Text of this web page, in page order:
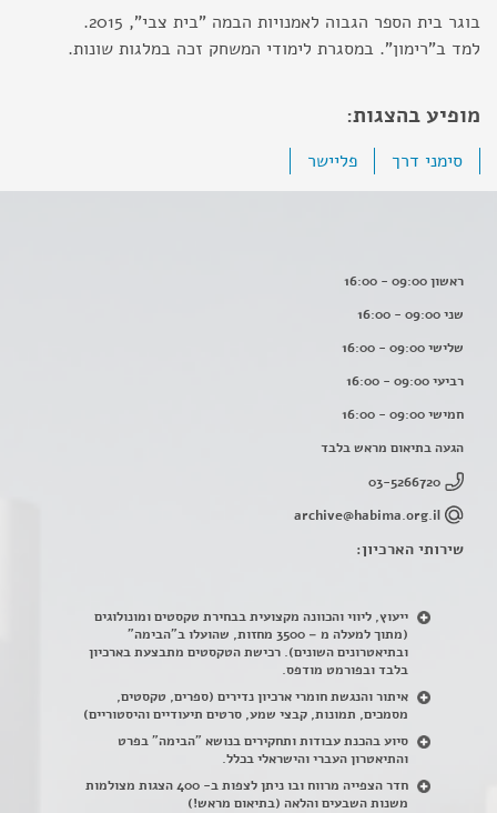
בוגר בית הספר הגבוה לאמנויות הבמה "בית צבי", 2015.
למד ב"רימון". במסגרת לימודי המשחק זכה במלגות שונות.
מופיע בהצגות:
סימני דרך פליישר
ראשון 09:00 - 16:00
שני 09:00 - 16:00
שלישי 09:00 - 16:00
רביעי 09:00 - 16:00
חמישי 09:00 - 16:00
הגעה בתיאום מראש בלבד
03-5266720
archive@habima.org.il
שירותי הארכיון:
ייעוץ, ליווי והכוונה מקצועית בבחירת טקסטים ומונולוגים
(מתוך למעלה מ – 3500 מחזות, שהועלו ב"הבימה"
ובתיאטרונים השונים). רכישת הטקסטים מתבצעת בארכיון
בלבד ובפורמט מודפס.
איתור והנגשת חומרי ארכיון נדירים (ספרים, טקסטים,
מסמכים, תמונות, קבצי שמע, סרטים תיעודיים והיסטוריים)
סיוע בהכנת עבודות ותחקירים בנושא "הבימה" בפרט
והתיאטרון העברי והישראלי בכלל.
חדר הצפייה מרווח ובו ניתן לצפות ב- 400 הצגות מצולמות
משנות השבעים והלאה (בתיאום מראש!)